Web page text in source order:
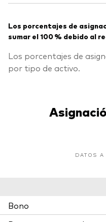
Los porcentajes de
sumar el 100 % debido al
Los porcentajes de
por tipo de activo.
DATOS
Bono